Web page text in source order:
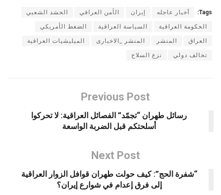
Tags: أخبار عاجله إيران الأمن العراقي الحشد الشعبي
الحكومة العراقية السياسة العراقية الضغط الأمريكي
العراق المنشر المنشر _الاخبارى الميليشيات العراقية
تحالف دولي نزع السلاح
Previous Post
رسائل طهران “تجمّد” الفصائل العراقية: لا تحركوا
أسلحتكم قبل الضربة الواسعة
Next Post
“شفرة الحج”: كيف حولت طهران قوافل الزوار العراقية
إلى فرق إعدام في شوارع إيران؟